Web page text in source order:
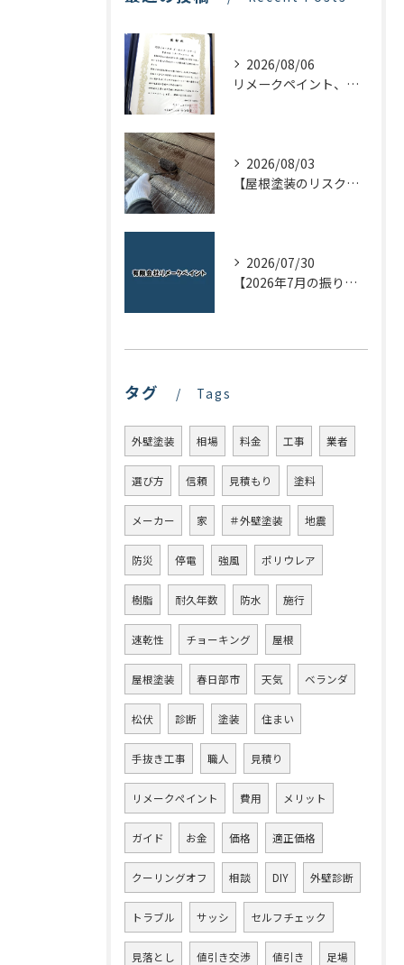
2026/08/06
リメークペイント、感謝状を頂く！
2026/08/03
【屋根塗装のリスクを下げる！】屋根の点検はドローンで！
2026/07/30
【2026年7月の振り返り】リメークペイントブログまとめ
タグ Tags
外壁塗装 相場 料金 工事 業者
選び方 信頼 見積もり 塗料
メーカー 家 ＃外壁塗装 地震
防災 停電 強風 ポリウレア
樹脂 耐久年数 防水 施行
速乾性 チョーキング 屋根
屋根塗装 春日部市 天気 ベランダ
松伏 診断 塗装 住まい
手抜き工事 職人 見積り
リメークペイント 費用 メリット
ガイド お金 価格 適正価格
クーリングオフ 相談 DIY 外壁診断
トラブル サッシ セルフチェック
見落とし 値引き交渉 値引き 足場